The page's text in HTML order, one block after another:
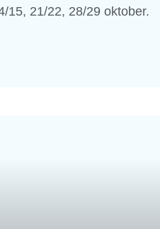
15, 21/22, 28/29 oktober.